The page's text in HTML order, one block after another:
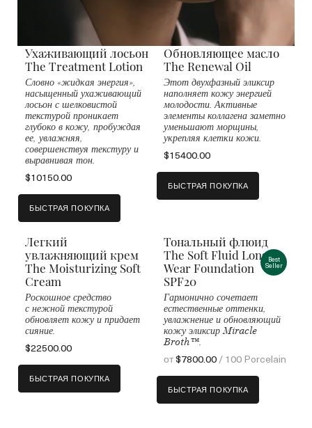
Ухаживающий лосьон
The Treatment Lotion
Словно «жидкая энергия»,
насыщенный ухаживающий
лосьон с шелковистой
текстурой проникает
глубоко в кожу, пробуждая
ее, увлажняя,
совершенствуя текстуру и
выравнивая тон.
$10150.00
БЫСТРАЯ ПОКУПКА
Обновляющее масло
The Renewal Oil
Этот двухфазный эликсир
наполняет кожу энергией
молодости. Активные
элементы коллагена заметно
уменьшают морщины,
укрепляя клетки кожи.
$15400.00
БЫСТРАЯ ПОКУПКА
Легкий
увлажняющий крем
The Moisturizing Soft
Cream
Роскошное средство
с нежной текстурой
обновляет кожу и придает
сияние.
$22500.00
БЫСТРАЯ ПОКУПКА
Best
Seller
Тональный флюид
The Soft Fluid Long
Wear Foundation
SPF20
Гармонично сочетает
естественные оттенки,
увлажнение и обновляющий
кожу эликсир Miracle
Broth™.
от$7800.00/ 100 Porcelain
БЫСТРАЯ ПОКУПКА